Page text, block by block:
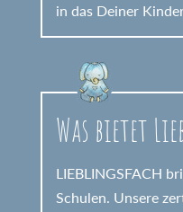
in das Deiner
Was bietet
LIEBLINGSFACH
Schulen. Unsere